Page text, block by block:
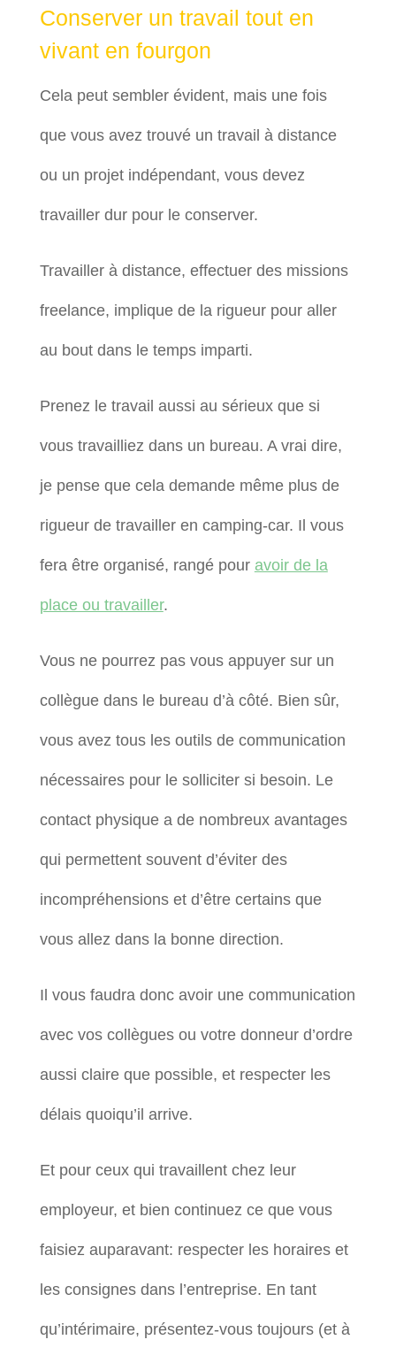
Conserver un travail tout en
vivant en fourgon
Cela peut sembler évident, mais une fois
que vous avez trouvé un travail à distance
ou un projet indépendant, vous devez
travailler dur pour le conserver.
Travailler à distance, effectuer des missions
freelance, implique de la rigueur pour aller
au bout dans le temps imparti.
Prenez le travail aussi au sérieux que si
vous travailliez dans un bureau. A vrai dire,
je pense que cela demande même plus de
rigueur de travailler en camping-car. Il vous
fera être organisé, rangé pour avoir de la
place ou travailler.
Vous ne pourrez pas vous appuyer sur un
collègue dans le bureau d’à côté. Bien sûr,
vous avez tous les outils de communication
nécessaires pour le solliciter si besoin. Le
contact physique a de nombreux avantages
qui permettent souvent d’éviter des
incompréhensions et d’être certains que
vous allez dans la bonne direction.
Il vous faudra donc avoir une communication
avec vos collègues ou votre donneur d’ordre
aussi claire que possible, et respecter les
délais quoiqu’il arrive.
Et pour ceux qui travaillent chez leur
employeur, et bien continuez ce que vous
faisiez auparavant: respecter les horaires et
les consignes dans l’entreprise. En tant
qu’intérimaire, présentez-vous toujours (et à